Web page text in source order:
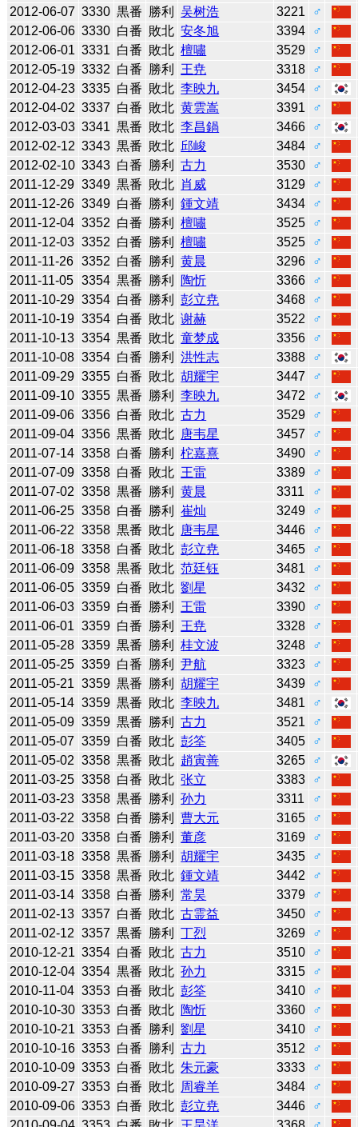
2012-06-07 3330 黒番 勝利 吴树浩 3221
♂
2012-06-06 3330 白番 敗北 安冬旭 3394
♂
2012-06-01 3331 白番 敗北 檀嘯 3529
♂
2012-05-19 3332 白番 勝利 王尭 3318
♂
2012-04-23 3335 白番 敗北 李映九 3454
♂
2012-04-02 3337 白番 敗北 黄雲嵩 3391
♂
2012-03-03 3341 黒番 敗北 李昌鍋 3466
♂
2012-02-12 3343 黒番 敗北 邱峻 3484
♂
2012-02-10 3343 白番 勝利 古力 3530
♂
2011-12-29 3349 黒番 敗北 肖威 3129
♂
2011-12-26 3349 白番 勝利 鍾文靖 3434
♂
2011-12-04 3352 白番 勝利 檀嘯 3525
♂
2011-12-03 3352 白番 勝利 檀嘯 3525
♂
2011-11-26 3352 白番 勝利 黄晨 3296
♂
2011-11-05 3354 黒番 勝利 陶忻 3366
♂
2011-10-29 3354 白番 勝利 彭立尭 3468
♂
2011-10-19 3354 白番 敗北 谢赫 3522
♂
2011-10-13 3354 黒番 敗北 童梦成 3356
♂
2011-10-08 3354 白番 勝利 洪性志 3388
♂
2011-09-29 3355 白番 敗北 胡耀宇 3447
♂
2011-09-10 3355 黒番 勝利 李映九 3472
♂
2011-09-06 3356 白番 敗北 古力 3529
♂
2011-09-04 3356 黒番 敗北 唐韦星 3457
♂
2011-07-14 3358 白番 勝利 柁嘉熹 3490
♂
2011-07-09 3358 白番 敗北 王雷 3389
♂
2011-07-02 3358 黒番 勝利 黄晨 3311
♂
2011-06-25 3358 白番 勝利 崔灿 3249
♂
2011-06-22 3358 黒番 敗北 唐韦星 3446
♂
2011-06-18 3358 白番 敗北 彭立尭 3465
♂
2011-06-09 3358 黒番 敗北 范廷钰 3481
♂
2011-06-05 3359 白番 敗北 劉星 3432
♂
2011-06-03 3359 白番 勝利 王雷 3390
♂
2011-06-01 3359 白番 勝利 王尭 3328
♂
2011-05-28 3359 黒番 勝利 桂文波 3248
♂
2011-05-25 3359 白番 勝利 尹航 3323
♂
2011-05-21 3359 黒番 勝利 胡耀宇 3439
♂
2011-05-14 3359 黒番 敗北 李映九 3481
♂
2011-05-09 3359 黒番 勝利 古力 3521
♂
2011-05-07 3359 白番 敗北 彭筌 3405
♂
2011-05-02 3358 黒番 敗北 趙寅善 3265
♂
2011-03-25 3358 白番 敗北 张立 3383
♂
2011-03-23 3358 黒番 勝利 孙力 3311
♂
2011-03-22 3358 白番 勝利 曹大元 3165
♂
2011-03-20 3358 白番 勝利 董彦 3169
♂
2011-03-18 3358 黒番 勝利 胡耀宇 3435
♂
2011-03-15 3358 黒番 敗北 鍾文靖 3442
♂
2011-03-14 3358 白番 勝利 常昊 3379
♂
2011-02-13 3357 白番 敗北 古霊益 3450
♂
2011-02-12 3357 黒番 勝利 丁烈 3269
♂
2010-12-21 3354 白番 敗北 古力 3510
♂
2010-12-04 3354 黒番 敗北 孙力 3315
♂
2010-11-04 3353 白番 敗北 彭筌 3410
♂
2010-10-30 3353 白番 敗北 陶忻 3360
♂
2010-10-21 3353 白番 勝利 劉星 3410
♂
2010-10-16 3353 白番 勝利 古力 3512
♂
2010-10-09 3353 白番 敗北 朱元豪 3333
♂
2010-09-27 3353 白番 敗北 周睿羊 3484
♂
2010-09-06 3353 白番 敗北 彭立尭 3446
♂